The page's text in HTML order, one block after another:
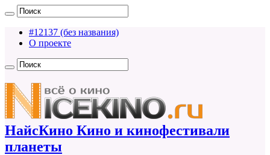
#12137 (без названия)
О проекте
НайсКино Кино и кинофестивали
планеты